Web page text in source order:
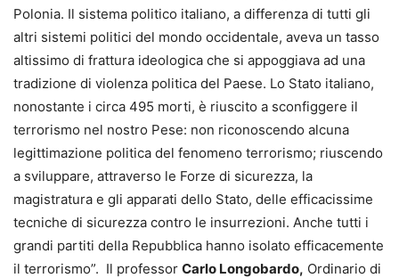
Polonia. Il sistema politico italiano, a differenza di tutti gli
altri sistemi politici del mondo occidentale, aveva un tasso
altissimo di frattura ideologica che si appoggiava ad una
tradizione di violenza politica del Paese. Lo Stato italiano,
nonostante i circa 495 morti, è riuscito a sconfiggere il
terrorismo nel nostro Pese: non riconoscendo alcuna
legittimazione politica del fenomeno terrorismo; riuscendo
a sviluppare, attraverso le Forze di sicurezza, la
magistratura e gli apparati dello Stato, delle efficacissime
tecniche di sicurezza contro le insurrezioni. Anche tutti i
grandi partiti della Repubblica hanno isolato efficacemente
il terrorismo”. Il professor Carlo Longobardo, Ordinario di